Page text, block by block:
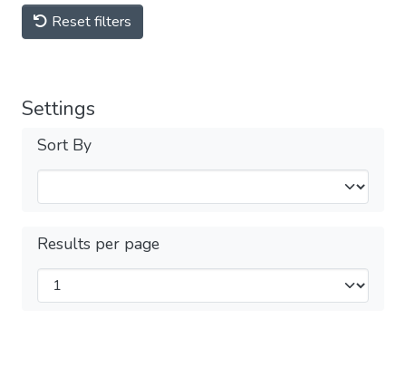
Reset filters
Settings
Sort By
Results per page